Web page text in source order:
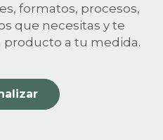
formatos, procesos,
que necesitas y te
producto a tu medida.